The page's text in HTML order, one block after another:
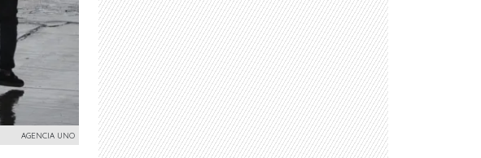
AGENCIA UNO